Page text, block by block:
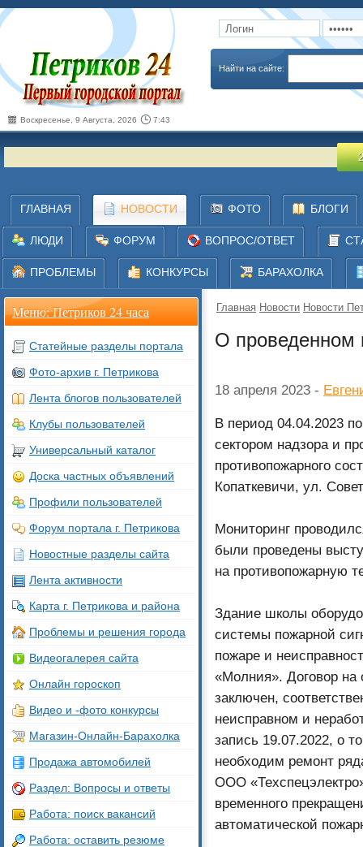
Запомнить Забыли
Найти на сайте:
Воскресенье, 9 Августа, 2026 7:43
20 июля
ГЛАВНАЯ НОВОСТИ ФОТО БЛОГИ
ЛЮДИ ФОРУМ ВОПРОС/ОТВЕТ
ПРОБЛЕМЫ КОНКУРСЫ БАРАХОЛКА
Главная Новости Новости
О проведенном
18 апреля 2023 -
В период 04.04.2023
сектором надзора и
противопожарного
Копаткевичи, ул.
Мониторинг
были проведены
на противопожарную
Здание школы
системы пожарной
пожаре и
«Молния». Договор
заключен,
неисправном и
запись 19.07.2022, о
необходим ремонт
ООО
временного
автоматической
Меню: Петриков 24 часа
Статейные разделы портала
Фото-архив г. Петрикова
Лента блогов пользователей
Клубы пользователей
Универсальный каталог
Доска частных объявлений
Профили пользователей
Форум портала г. Петрикова
Новостные разделы сайта
Лента активности
Карта г. Петрикова и района
Проблемы и решения города
Видеогалерея сайта
Онлайн гороскоп
Видео и -фото конкурсы
Магазин-Онлайн-Барахолка
Продажа автомобилей
Раздел: Вопросы и ответы
Работа: поиск вакансий
Работа: оставить резюме